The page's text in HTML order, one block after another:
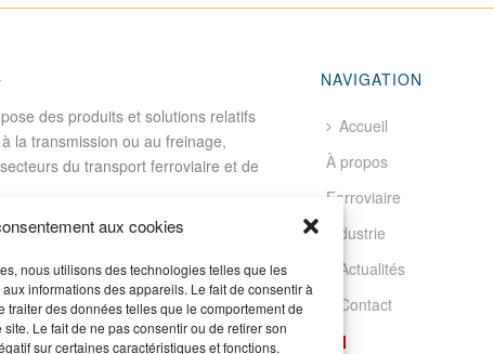
aux cookies
nous utilisons des technologies telles que les
informations des appareils. Le fait de consentir à
traiter des données telles que le comportement de
Le fait de ne pas consentir ou de retirer son
sur certaines caractéristiques et fonctions.
des produits et solutions relatifs
la transmission ou au freinage,
du transport ferroviaire et de
NAVIGATION
Accueil
À propos
Ferroviaire
Industrie
Actualités
Contact